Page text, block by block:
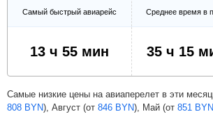
Самый быстрый авиарейс Среднее время в
13 ч 55 мин 35 ч 15
Самые низкие цены на авиаперелет в эти
808 BYN), Август (от 846 BYN), Май (от 851 BYN